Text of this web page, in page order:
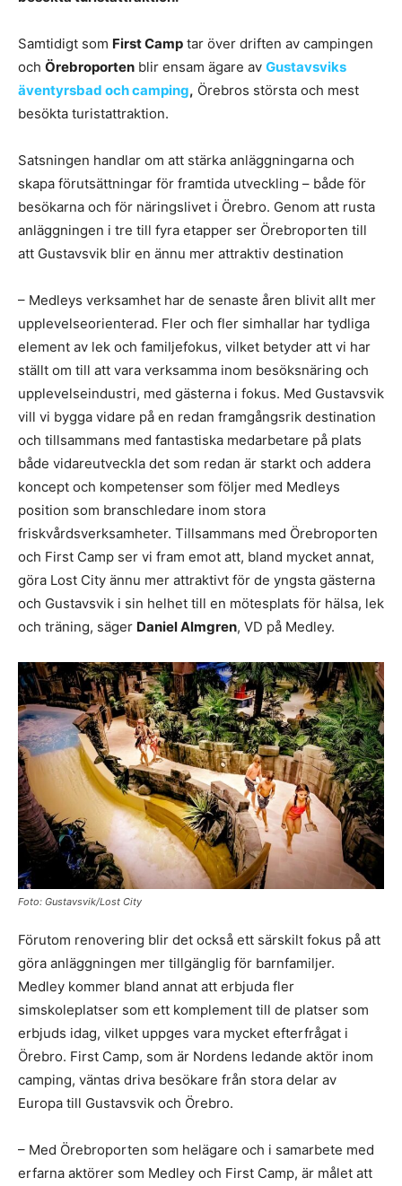
Samtidigt som First Camp tar över driften av campingen
och Örebroporten blir ensam ägare av Gustavsviks
äventyrsbad och camping, Örebros största och mest
besökta turistattraktion.
Satsningen handlar om att stärka anläggningarna och
skapa förutsättningar för framtida utveckling – både för
besökarna och för näringslivet i Örebro. Genom att rusta
anläggningen i tre till fyra etapper ser Örebroporten till
att Gustavsvik blir en ännu mer attraktiv destination
– Medleys verksamhet har de senaste åren blivit allt mer
upplevelseorienterad. Fler och fler simhallar har tydliga
element av lek och familjefokus, vilket betyder att vi har
ställt om till att vara verksamma inom besöksnäring och
upplevelseindustri, med gästerna i fokus. Med Gustavsvik
vill vi bygga vidare på en redan framgångsrik destination
och tillsammans med fantastiska medarbetare på plats
både vidareutveckla det som redan är starkt och addera
koncept och kompetenser som följer med Medleys
position som branschledare inom stora
friskvårdsverksamheter. Tillsammans med Örebroporten
och First Camp ser vi fram emot att, bland mycket annat,
göra Lost City ännu mer attraktivt för de yngsta gästerna
och Gustavsvik i sin helhet till en mötesplats för hälsa, lek
och träning, säger Daniel Almgren, VD på Medley.
Foto: Gustavsvik/Lost City
Förutom renovering blir det också ett särskilt fokus på att
göra anläggningen mer tillgänglig för barnfamiljer.
Medley kommer bland annat att erbjuda fler
simskoleplatser som ett komplement till de platser som
erbjuds idag, vilket uppges vara mycket efterfrågat i
Örebro. First Camp, som är Nordens ledande aktör inom
camping, väntas driva besökare från stora delar av
Europa till Gustavsvik och Örebro.
– Med Örebroporten som helägare och i samarbete med
erfarna aktörer som Medley och First Camp, är målet att